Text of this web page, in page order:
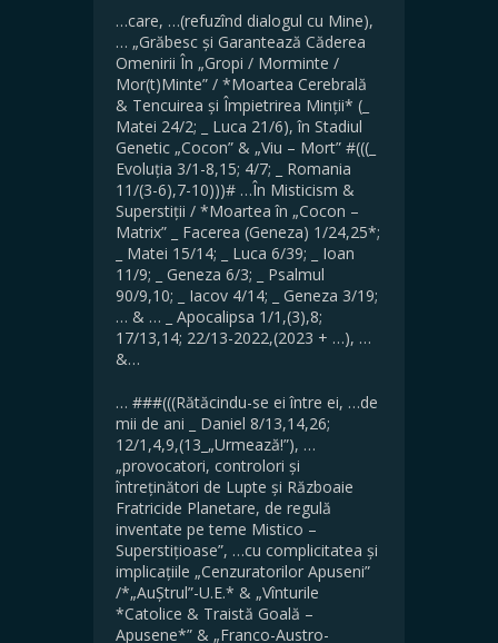
…care, …(refuzînd dialogul cu Mine),
… „Grăbesc și Garantează Căderea
Omenirii În „Gropi / Morminte /
Mor(t)Minte” / *Moartea Cerebrală
& Tencuirea și Împietrirea Minții* (_
Matei 24/2; _ Luca 21/6), în Stadiul
Genetic „Cocon” & „Viu – Mort” #(((_
Evoluția 3/1-8,15; 4/7; _ Romania
11/(3-6),7-10)))# …În Misticism &
Superstiții / *Moartea în „Cocon –
Matrix” _ Facerea (Geneza) 1/24,25*;
_ Matei 15/14; _ Luca 6/39; _ Ioan
11/9; _ Geneza 6/3; _ Psalmul
90/9,10; _ Iacov 4/14; _ Geneza 3/19;
… & … _ Apocalipsa 1/1,(3),8;
17/13,14; 22/13-2022,(2023 + …), …
&…
… ###(((Rătăcindu-se ei între ei, …de
mii de ani _ Daniel 8/13,14,26;
12/1,4,9,(13_„Urmează!”), …
„provocatori, controlori și
întreținători de Lupte și Războaie
Fratricide Planetare, de regulă
inventate pe teme Mistico –
Superstițioase”, …cu complicitatea și
implicațiile „Cenzuratorilor Apuseni”
/*„AuȘtrul”-U.E.* & „Vînturile
*Catolice & Traistă Goală –
Apusene*” & „Franco-Austro-